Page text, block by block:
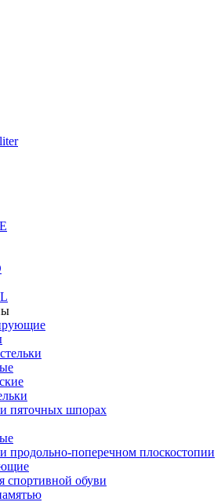
пяточных шпорах
продольно-поперечном плоскостопии
спортивной обуви